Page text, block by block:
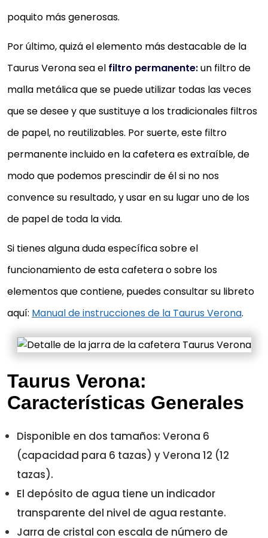
poquito más generosas.
Por último, quizá el elemento más destacable de la
Taurus Verona sea el filtro permanente:un filtro de
malla metálica que se puede utilizar todas las veces
que se desee y que sustituye a los tradicionales filtros
de papel, no reutilizables. Por suerte, este filtro
permanente incluido en la cafetera es extraíble, de
modo que podemos prescindir de él si no nos
convence su resultado, y usar en su lugar uno de los
de papel de toda la vida.
Si tienes alguna duda específica sobre el
funcionamiento de esta cafetera o sobre los
elementos que contiene, puedes consultar su libreto
aquí: Manual de instrucciones de la Taurus Verona.
Taurus Verona:
Características Generales
Disponible en dos tamaños: Verona 6
(capacidad para 6 tazas) y Verona 12 (12
tazas).
El depósito de agua tiene un indicador
transparente del nivel de agua restante.
Jarra de cristal con escala de número de